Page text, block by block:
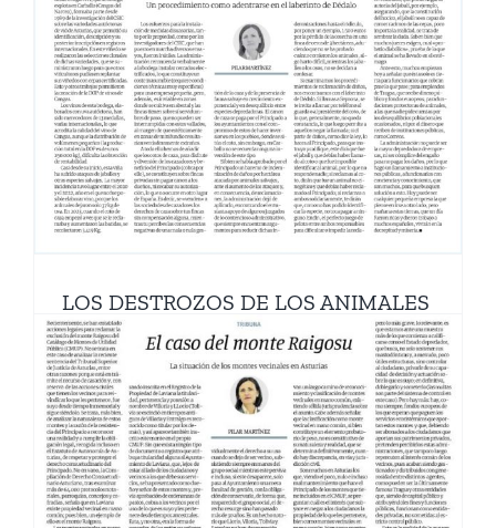
LOS DESTROZOS DE LOS ANIMALES
SALVAJES · LA NUEVA ESPAÑA
20/11/25